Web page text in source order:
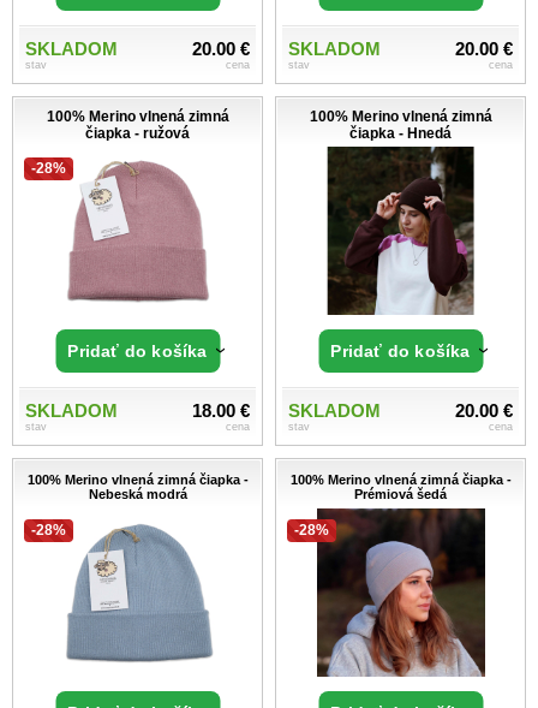
SKLADOM
stav
20.00 €
cena
SKLADOM
stav
20.00 €
cena
100% Merino vlnená zimná
čiapka - ružová
-28%
Pridať do košíka
SKLADOM
stav
18.00 €
cena
100% Merino vlnená zimná
čiapka - Hnedá
Pridať do košíka
SKLADOM
stav
20.00 €
cena
100% Merino vlnená zimná čiapka -
Nebeská modrá
-28%
100% Merino vlnená zimná čiapka -
Prémiová šedá
-28%